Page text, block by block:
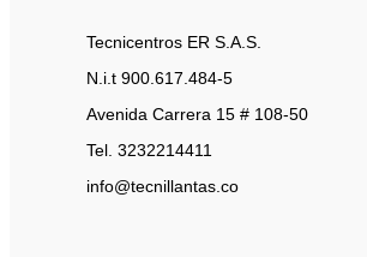
Tecnicentros ER S.A.S.
N.i.t 900.617.484-5
Avenida Carrera 15 # 108-50
Tel. 3232214411
info@tecnillantas.co